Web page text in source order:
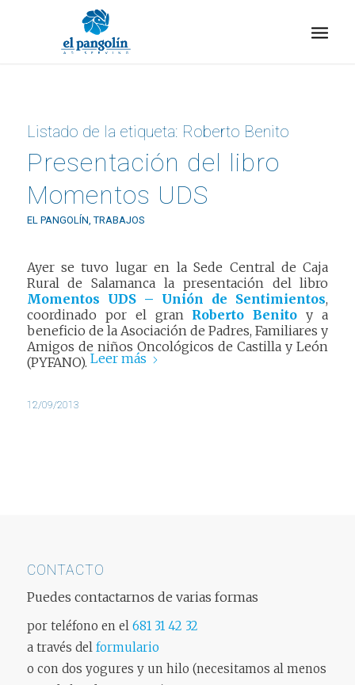
Listado de la etiqueta: Roberto Benito
Presentación del libro
Momentos UDS
EL PANGOLÍN, TRABAJOS
Ayer se tuvo lugar en la Sede Central de Caja
Rural de Salamanca la presentación del libro
Momentos UDS – Unión de Sentimientos,
coordinado por el gran Roberto Benito y a
beneficio de la Asociación de Padres, Familiares y
Amigos de niños Oncológicos de Castilla y León
(PYFANO). Leer más
12/09/2013
CONTACTO
Puedes contactarnos de varias formas
por teléfono en el 681 31 42 32
a través del formulario
o con dos yogures y un hilo (necesitamos al menos